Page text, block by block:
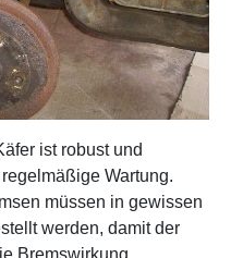
ist robust und
Wartung.
müssen in gewissen
werden, damit der
Bremswirkung